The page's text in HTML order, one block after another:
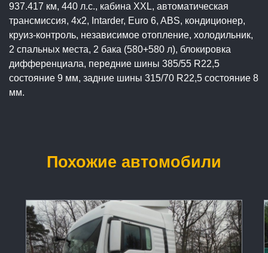
937.417 км, 440 л.с., кабина XXL, автоматическая
трансмиссия, 4x2, Intarder, Euro 6, ABS, кондиционер,
круиз-контроль, независимое отопление, холодильник,
2 спальных места, 2 бака (580+580 л), блокировка
дифференциала, передние шины 385/55 R22,5
состояние 9 мм, задние шины 315/70 R22,5 состояние 8
мм.
Похожие автомобили